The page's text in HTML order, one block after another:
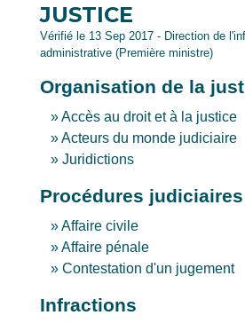
JUSTICE
Vérifié le 13 Sep 2017 - Direction de
administrative (Première ministre)
Organisation de la
Accès au droit et à la justice
Acteurs du monde judiciaire
Juridictions
Procédures judiciaires
Affaire civile
Affaire pénale
Contestation d'un jugement
Infractions